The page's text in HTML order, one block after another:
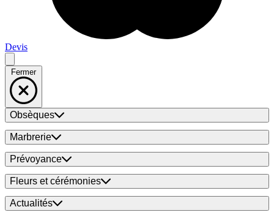
Devis
Fermer
Obsèques
Marbrerie
Prévoyance
Fleurs et cérémonies
Actualités